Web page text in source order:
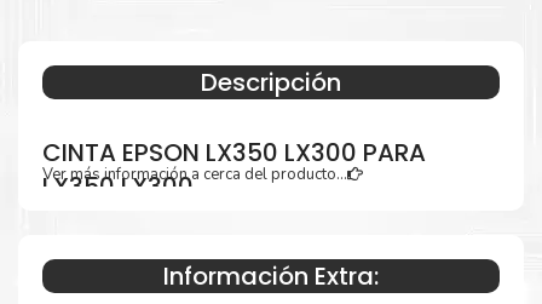
Descripción
CINTA EPSON LX350 LX300 PARA
LX350 LX300
Especificaciones Técnicas
Ver más información a cerca del producto...
Información Extra: